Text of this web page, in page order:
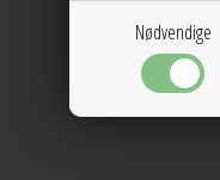
Nødvendige